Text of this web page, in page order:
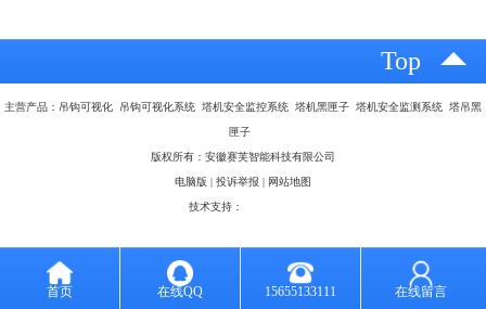
Top
主营产品：吊钩可视化 吊钩可视化系统 塔机安全监控系统 塔机黑匣子 塔机安全监测系统 塔吊黑
匣子
版权所有：安徽赛芙智能科技有限公司
电脑版 投诉举报 网站地图
技术支持：
首页 在线QQ 15655133111 在线留言